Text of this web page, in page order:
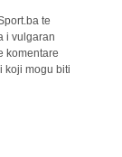
te
i vulgaran
komentare
koji mogu biti